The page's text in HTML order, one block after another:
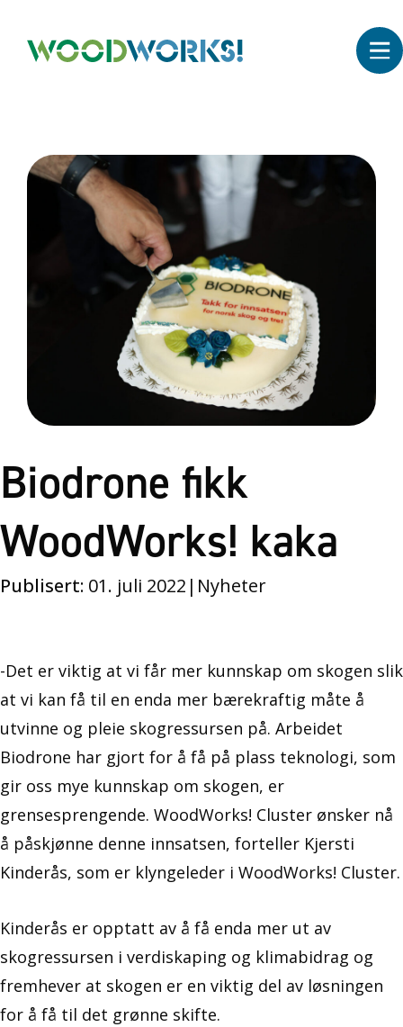
Biodrone fikk
WoodWorks! kaka
Publisert: 01. juli 2022 | Nyheter
-Det er viktig at vi får mer kunnskap om skogen slik
at vi kan få til en enda mer bærekraftig måte å
utvinne og pleie skogressursen på. Arbeidet
Biodrone har gjort for å få på plass teknologi, som
gir oss mye kunnskap om skogen, er
grensesprengende. WoodWorks! Cluster ønsker nå
å påskjønne denne innsatsen, forteller Kjersti
Kinderås, som er klyngeleder i WoodWorks! Cluster.
Kinderås er opptatt av å få enda mer ut av
skogressursen i verdiskaping og klimabidrag og
fremhever at skogen er en viktig del av løsningen
for å få til det grønne skifte.